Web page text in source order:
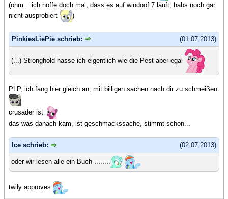
(öhm... ich hoffe doch mal, dass es auf windoof 7 läuft, habs noch gar
nicht ausprobiert
)
(01.07.2013)
PinkiesLiePie schrieb:
(...) Stronghold hasse ich eigentlich wie die Pest aber egal
PLP, ich fang hier gleich an, mit billigen sachen nach dir zu schmeißen
crusader ist
das was danach kam, ist geschmackssache, stimmt schon...
(02.07.2013)
Ice schrieb:
oder wir lesen alle ein Buch ........
twily approves